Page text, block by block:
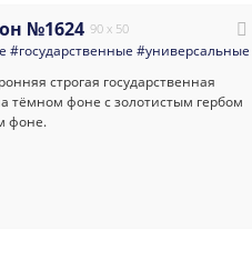
№1624 90 x 50
#государственные #универсальные